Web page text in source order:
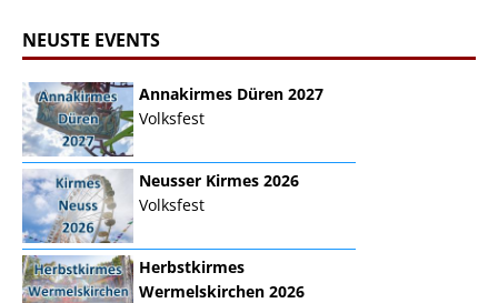
NEUSTE EVENTS
Annakirmes Düren 2027
Volksfest
Neusser Kirmes 2026
Volksfest
Herbstkirmes
Wermelskirchen 2026